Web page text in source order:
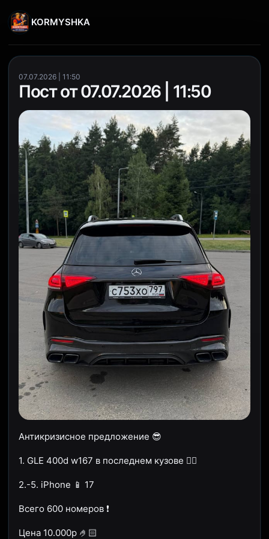
KORMYSHKA
07.07.2026 | 11:50
Пост от 07.07.2026 | 11:50
Антикризисное предложение 😎
1. GLE 400d w167 в последнем кузове ☝🏽
2.-5. iPhone 📱 17
Всего 600 номеров ❗️
Цена 10.000р 🤌🏻